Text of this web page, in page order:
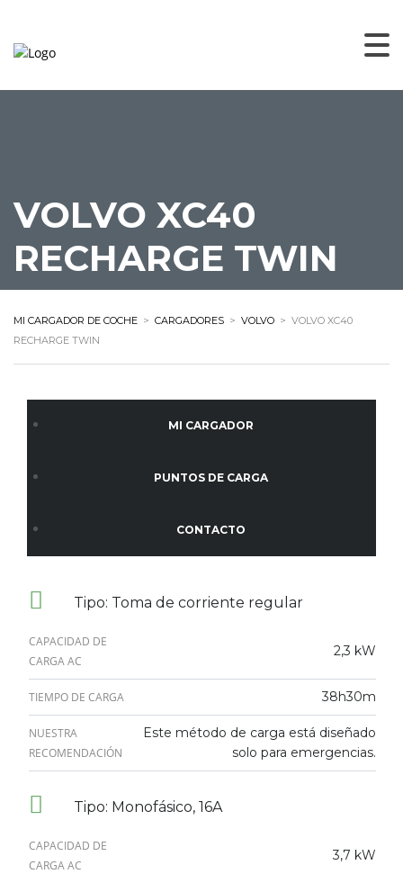
VOLVO XC40
RECHARGE TWIN
MI CARGADOR DE COCHE > CARGADORES > VOLVO > VOLVO XC40
RECHARGE TWIN
MI CARGADOR
PUNTOS DE CARGA
CONTACTO
Tipo: Toma de corriente regular
CAPACIDAD DE
CARGA AC
2,3 kW
TIEMPO DE CARGA 38h30m
NUESTRA
RECOMENDACIÓN
Este método de carga está diseñado
solo para emergencias.
Tipo: Monofásico, 16A
CAPACIDAD DE
CARGA AC
3,7 kW